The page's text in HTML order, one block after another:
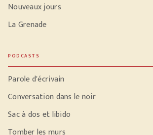
Nouveaux jours
La Grenade
PODCASTS
Parole d'écrivain
Conversation dans le noir
Sac à dos et libido
Tomber les murs